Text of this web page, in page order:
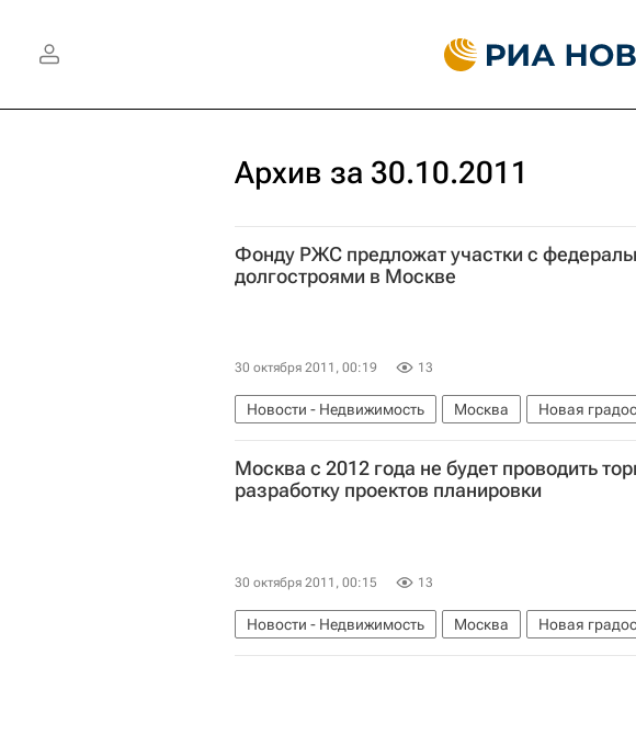
Архив за 30.10.2011
Фонду РЖС предложат участки с
долгостроями в Москве
30 октября 2011, 00:19 13
Новости - Недвижимость Москва
Новая
Фонд РЖС
Долгострой Марат Хуснуллин
Москва с 2012 года не будет проводить
разработку проектов планировки
30 октября 2011, 00:15 13
Новости - Недвижимость Москва
Новая
Марат Хуснуллин
НИиПИ Генплана Москвы